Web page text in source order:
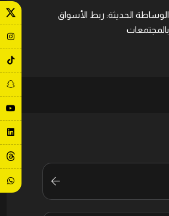
الوساطة الحديثة: ربط الأسواق
بالمجتمعات